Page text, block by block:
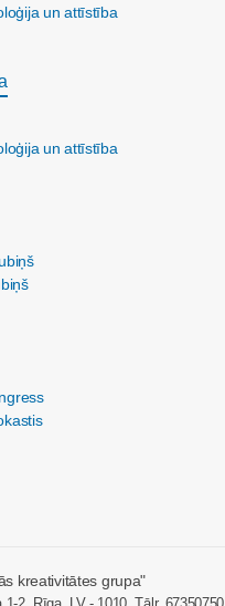
un attīstība
un attīstība
kreativitātes grupa"